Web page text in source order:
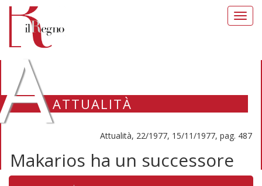
ATTUALITÀ
Attualità, 22/1977, 15/11/1977, pag. 487
Makarios ha un successore